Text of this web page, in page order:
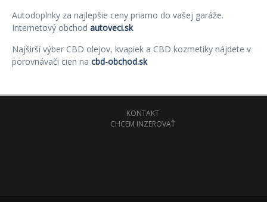
Autodoplnky za najlepšie ceny priamo do vašej garáže.
Internetový obchod autoveci.sk
Najširší výber CBD olejov, kvapiek a CBD kozmetiky nájdete v
porovnávači cien na cbd-obchod.sk
KONTAKT
CHCEM INZEROVAŤ